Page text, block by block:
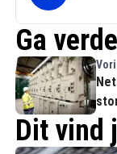
Ga
Dit vind